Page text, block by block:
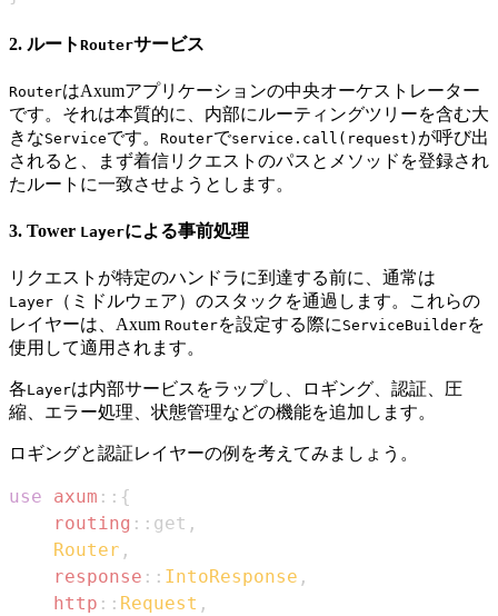
2. ルート Routerサービス
RouterはAxumアプリケーションの中央オーケストレーター
です。それは本質的に、内部にルーティングツリーを含む大
きなServiceです。 Routerでservice.call(request) が呼び出
されると、まず着信リクエストのパスとメソッドを登録され
たルートに一致させようとします。
3. Tower Layerによる事前処理
リクエストが特定のハンドラに到達する前に、通常は
Layer （ミドルウェア）のスタックを通過します。これらの
レイヤーは、Axum Routerを設定する際に ServiceBuilderを
使用して適用されます。
各Layerは内部サービスをラップし、ロギング、認証、圧
縮、エラー処理、状態管理などの機能を追加します。
ロギングと認証レイヤーの例を考えてみましょう。
use axum :: {
routing :: get ,
Router ,
response :: IntoResponse ,
http :: Request ,